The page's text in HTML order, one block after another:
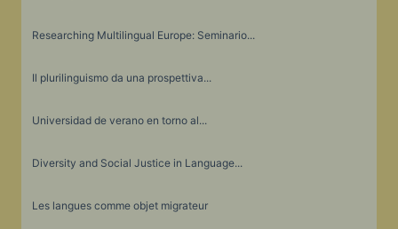
Researching Multilingual Europe: Seminario...
Il plurilinguismo da una prospettiva...
Universidad de verano en torno al...
Diversity and Social Justice in Language...
Les langues comme objet migrateur